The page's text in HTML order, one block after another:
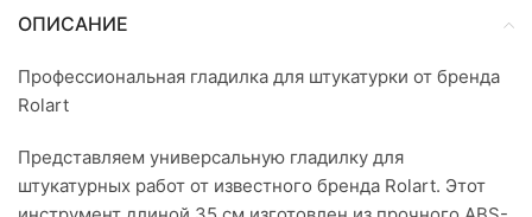
ОПИСАНИЕ
Профессиональная гладилка для штукатурки от бренда
Rolart
Представляем универсальную гладилку для
штукатурных работ от известного бренда Rolart. Этот